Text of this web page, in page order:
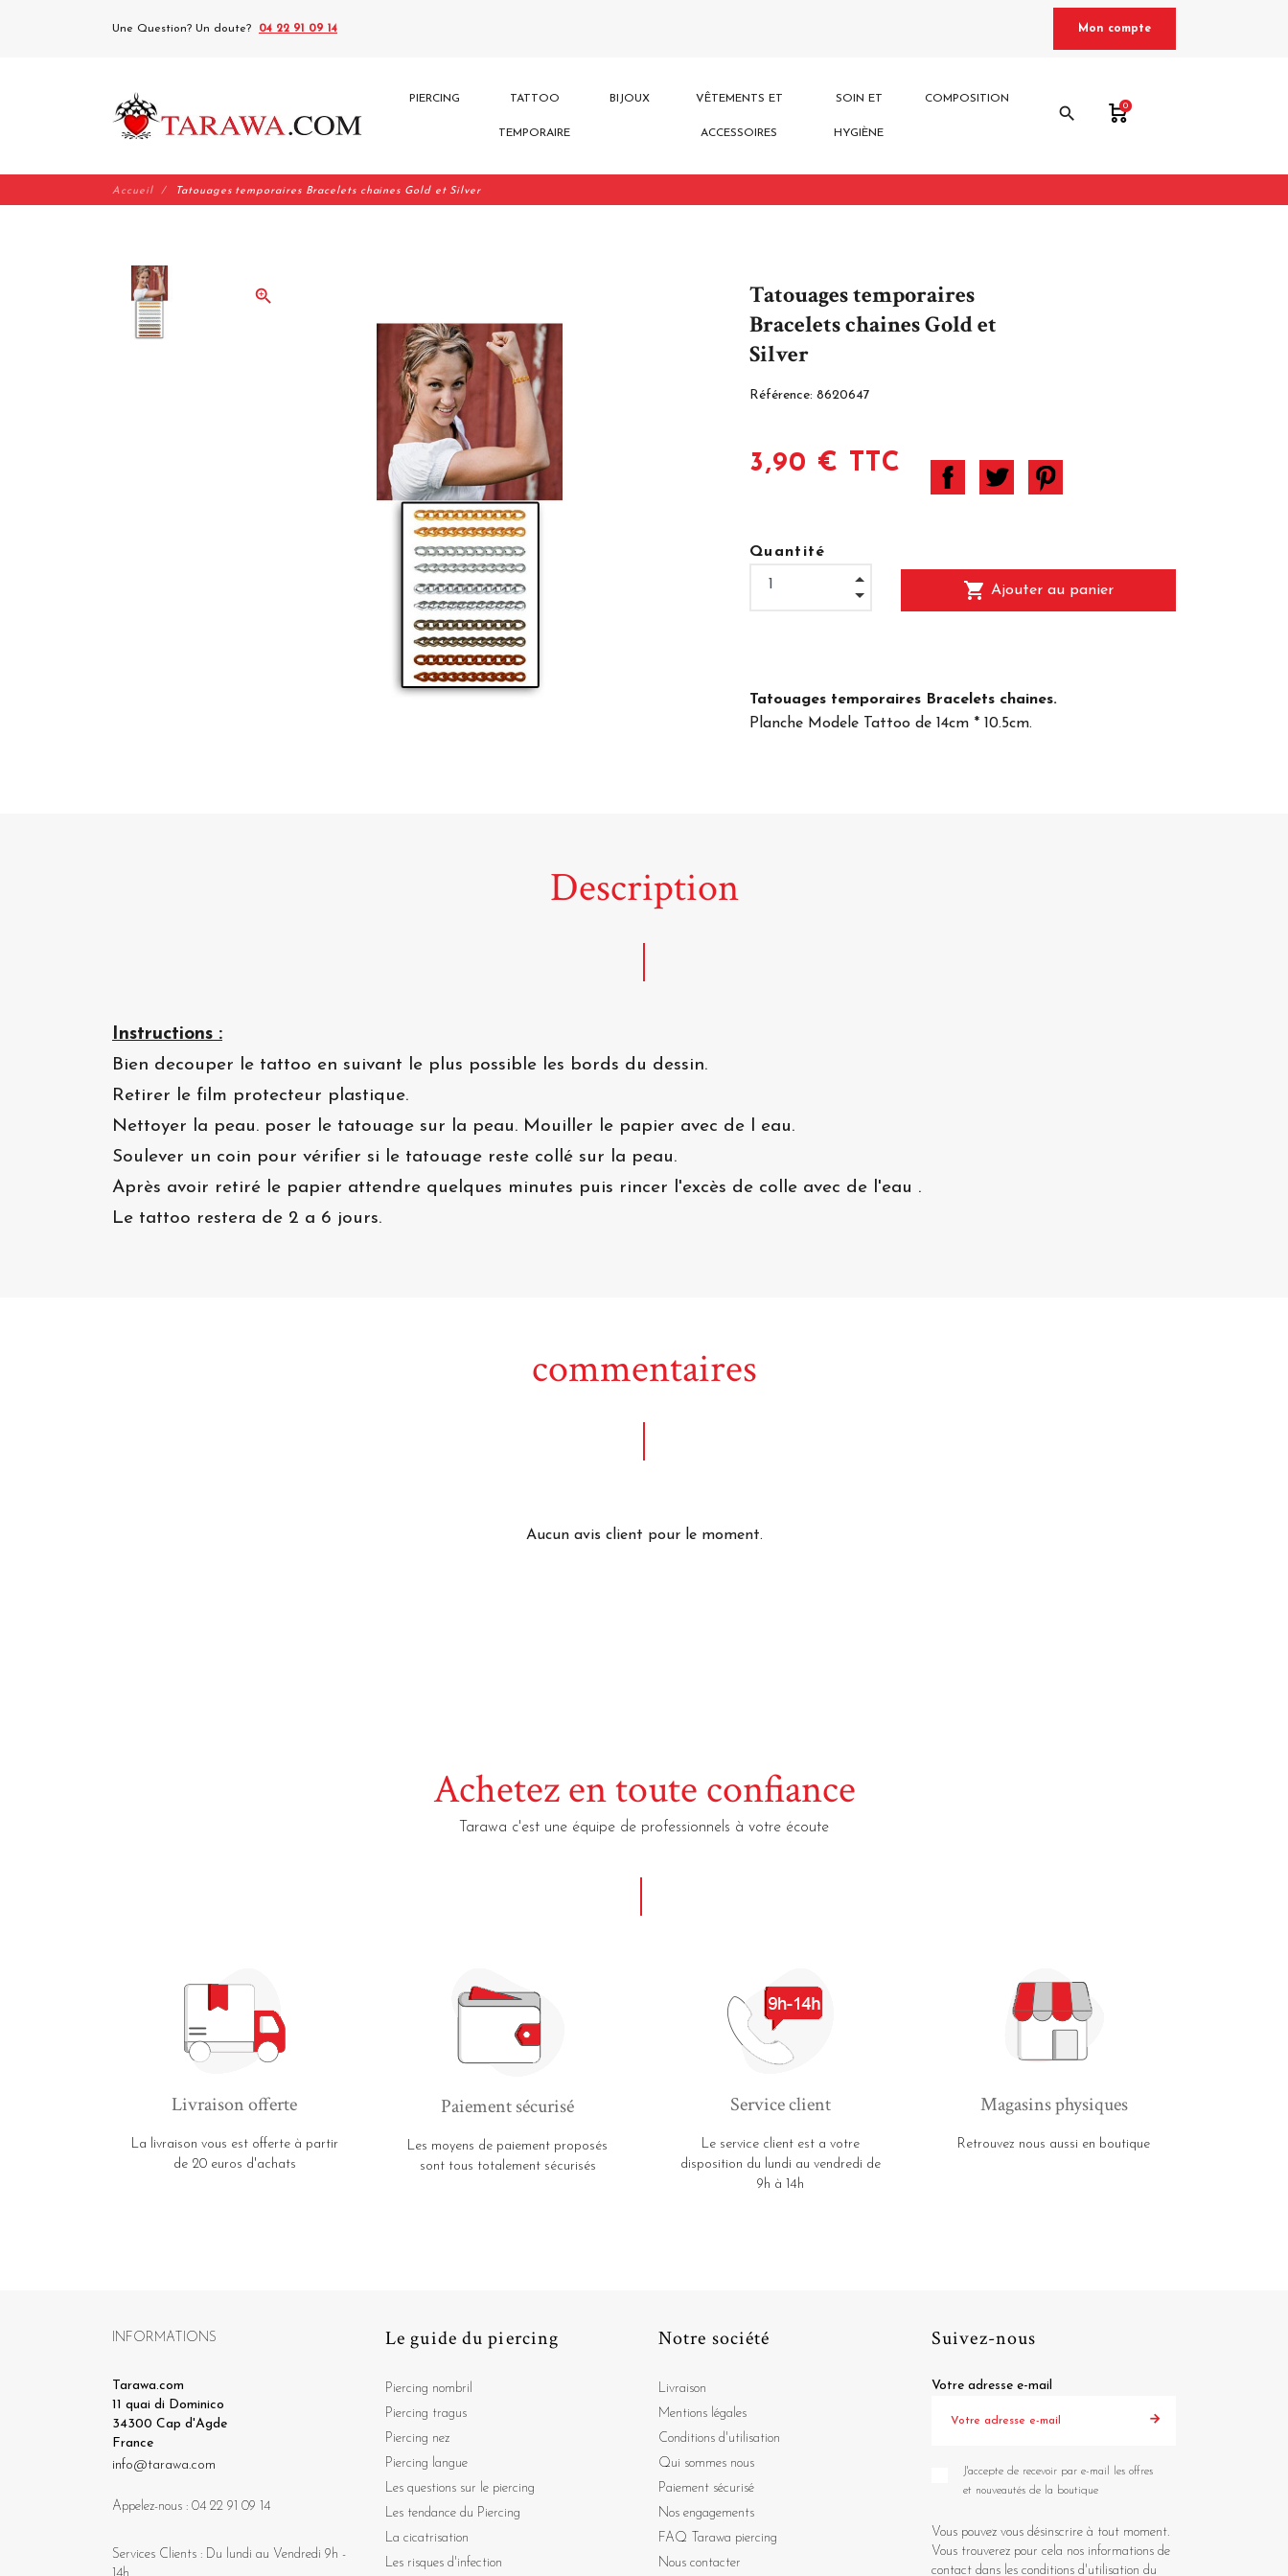
Une Question? Un doute? 04 22 91 09 14 Mon compte
PIERCING TATTOO
TEMPORAIRE
BIJOUX VÊTEMENTS ET
ACCESSOIRES
SOIN ET
HYGIÈNE
COMPOSITION
search 0
Accueil Tatouages temporaires Bracelets chaines Gold et Silver
zoom_in
Tatouages temporaires
Bracelets chaines Gold et
Silver
Référence: 8620647
3,90 € TTC
Quantité
shopping_cart Ajouter au panier
Tatouages temporaires Bracelets chaines.
Planche Modele Tattoo de 14cm * 10.5cm.
Description
Instructions :
Bien decouper le tattoo en suivant le plus possible les bords du dessin.
Retirer le film protecteur plastique.
Nettoyer la peau. poser le tatouage sur la peau. Mouiller le papier avec de l eau.
Soulever un coin pour vérifier si le tatouage reste collé sur la peau.
Après avoir retiré le papier attendre quelques minutes puis rincer l'excès de colle avec de l'eau .
Le tattoo restera de 2 a 6 jours.
commentaires
Aucun avis client pour le moment.
Achetez en toute confiance
Tarawa c'est une équipe de professionnels à votre écoute
Livraison offerte
La livraison vous est offerte à partir
de 20 euros d'achats
Paiement sécurisé
Les moyens de paiement proposés
sont tous totalement sécurisés
Service client
Le service client est a votre
disposition du lundi au vendredi de
9h à 14h
Magasins physiques
Retrouvez nous aussi en boutique
INFORMATIONS
Tarawa.com
11 quai di Dominico
34300 Cap d'Agde
France
info@tarawa.com
Appelez-nous : 04 22 91 09 14
Services Clients : Du lundi au Vendredi 9h -
Le guide du piercing
Piercing nombril
Piercing tragus
Piercing nez
Piercing langue
Les questions sur le piercing
Les tendance du Piercing
La cicatrisation
Les risques d'infection
Notre société
Livraison
Mentions légales
Conditions d'utilisation
Qui sommes nous
Paiement sécurisé
Nos engagements
FAQ Tarawa piercing
Nous contacter
Suivez-nous
Votre adresse e-mail
J'accepte de recevoir par e-mail les offres
et nouveautés de la boutique
Vous pouvez vous désinscrire à tout moment.
Vous trouverez pour cela nos informations de
contact dans les conditions d'utilisation du